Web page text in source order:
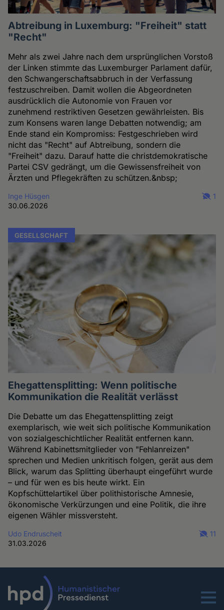
Abtreibung in Luxemburg: "Freiheit" statt
"Recht"
Mehr als zwei Jahre nach dem ursprünglichen Vorstoß
der Linken stimmte das Luxemburger Parlament dafür,
den Schwangerschaftsabbruch in der Verfassung
festzuschreiben. Damit wollen die Abgeordneten
ausdrücklich die Autonomie von Frauen vor
zunehmend restriktiven Gesetzen gewährleisten. Bis
zum Konsens waren lange Debatten notwendig; am
Ende stand ein Kompromiss: Festgeschrieben wird
nicht das "Recht" auf Abtreibung, sondern die
"Freiheit" dazu. Darauf hatte die christdemokratische
Partei CSV gedrängt, um die Gewissensfreiheit von
Ärzten und Pflegekräften zu schützen.&nbsp;
Inge Hüsgen
30.06.2026
1
GESELLSCHAFT
Ehegattensplitting: Wenn politische
Kommunikation die Realität verlässt
Die Debatte um das Ehegattensplitting zeigt
exemplarisch, wie weit sich politische Kommunikation
von sozialgeschichtlicher Realität entfernen kann.
Während Kabinettsmitglieder von "Fehlanreizen"
sprechen und Medien unkritisch folgen, gerät aus dem
Blick, warum das Splitting überhaupt eingeführt wurde
– und für wen es bis heute wirkt. Ein
Kopfschüttelartikel über polithistorische Amnesie,
ökonomische Verkürzungen und eine Politik, die ihre
eigenen Wähler missversteht.
Udo Endruscheit
31.03.2026
11
Menu